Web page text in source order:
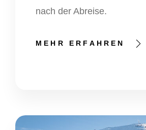
nach der Abreise.
MEHR ERFAHREN